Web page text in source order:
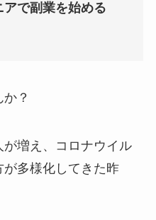
アで副業を始める
？
増え、コロナウイル
が多様化してきた昨